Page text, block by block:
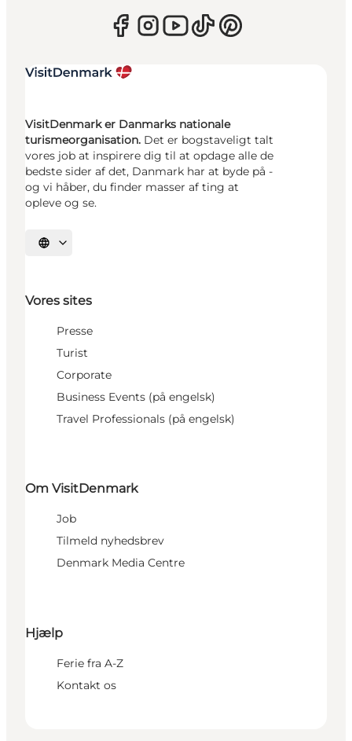
VisitDenmark er Danmarks nationale
turismeorganisation. Det er bogstaveligt talt
vores job at inspirere dig til at opdage alle de
bedste sider af det, Danmark har at byde på -
og vi håber, du finder masser af ting at
opleve og se.
Vælg sprog
Vores sites
Presse
Turist
Corporate
Business Events (på engelsk)
Travel Professionals (på engelsk)
Om VisitDenmark
Job
Tilmeld nyhedsbrev
Denmark Media Centre
Hjælp
Ferie fra A-Z
Kontakt os